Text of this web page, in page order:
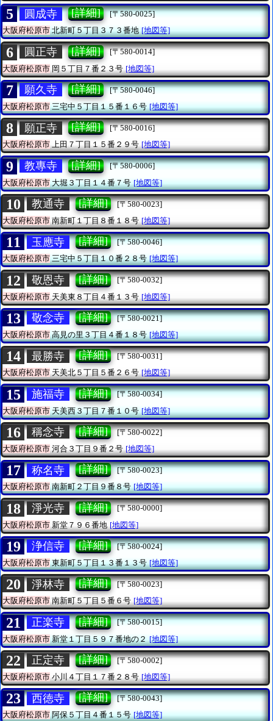
5 圓成寺 [詳細]
[〒580-0025]
大阪府松原市北新町５丁目３７３番地 [地図等]
6 圓正寺 [詳細]
[〒580-0014]
大阪府松原市 岡５丁目７番２３号 [地図等]
7 願久寺 [詳細]
[〒580-0046]
大阪府松原市三宅中５丁目１５番１６号 [地図等]
8 願正寺 [詳細]
[〒580-0016]
大阪府松原市上田７丁目１５番２９号 [地図等]
9 教專寺 [詳細]
[〒580-0006]
大阪府松原市大堀３丁目１４番７号 [地図等]
10 教通寺 [詳細]
[〒580-0023]
大阪府松原市 南新町１丁目８番１８号 [地図等]
11 玉應寺 [詳細]
[〒580-0046]
大阪府松原市三宅中５丁目１０番２８号 [地図等]
12 敬恩寺 [詳細]
[〒580-0032]
大阪府松原市 天美東８丁目４番１３号 [地図等]
13 敬念寺 [詳細]
[〒580-0021]
大阪府松原市高見の里３丁目４番１８号 [地図等]
14 最勝寺 [詳細]
[〒580-0031]
大阪府松原市天美北５丁目５番２６号 [地図等]
15 施福寺 [詳細]
[〒580-0034]
大阪府松原市天美西３丁目７番１０号 [地図等]
16 稱念寺 [詳細]
[〒580-0022]
大阪府松原市 河合３丁目９番２号 [地図等]
17 称名寺 [詳細]
[〒580-0023]
大阪府松原市南新町２丁目９番８号 [地図等]
18 淨光寺 [詳細]
[〒580-0000]
大阪府松原市 新堂７９６番地 [地図等]
19 浄信寺 [詳細]
[〒580-0024]
大阪府松原市東新町５丁目１３番１３号 [地図等]
20 淨林寺 [詳細]
[〒580-0023]
大阪府松原市南新町５丁目５番６号 [地図等]
21 正楽寺 [詳細]
[〒580-0015]
大阪府松原市新堂１丁目５９７番地の２ [地図等]
22 正定寺 [詳細]
[〒580-0002]
大阪府松原市 小川４丁目１７番２８号 [地図等]
23 西徳寺 [詳細]
[〒580-0043]
大阪府松原市阿保５丁目４番１５号 [地図等]